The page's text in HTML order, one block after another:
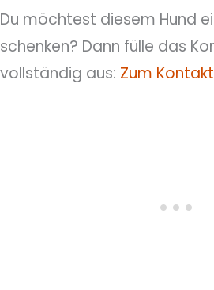
Du möchtest diesem Hund
schenken? Dann fülle das
vollständig aus: Zum